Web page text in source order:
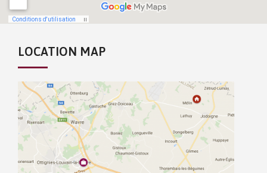
LOCATION MAP